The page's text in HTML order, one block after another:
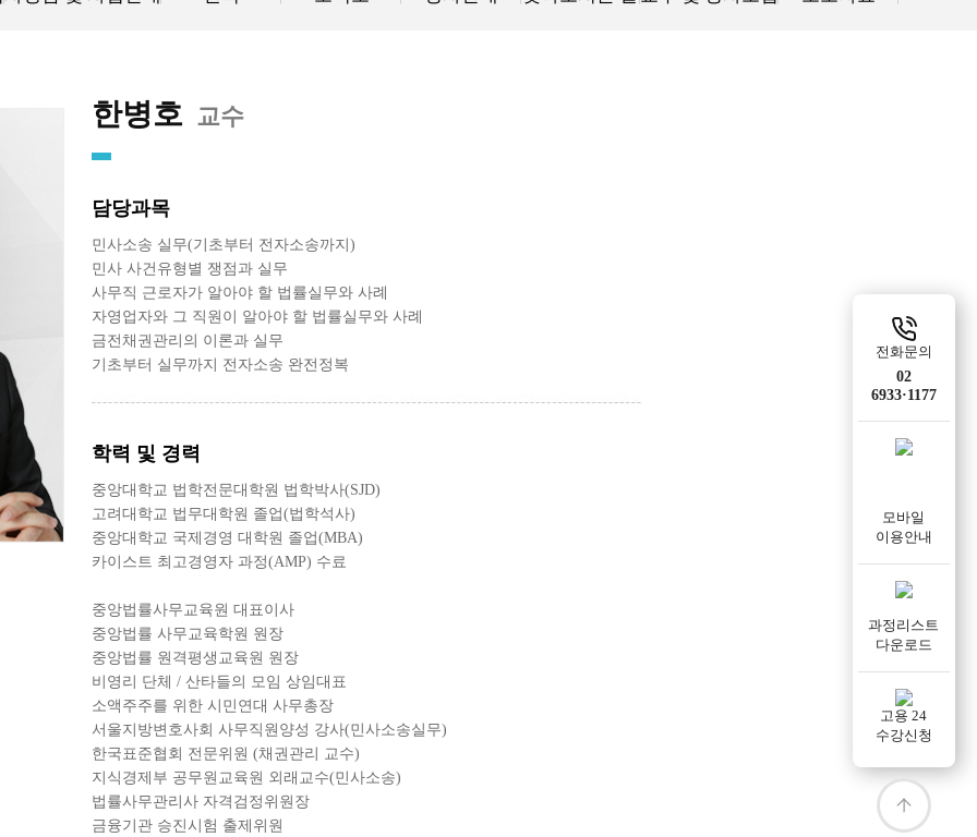
전화문의
02
6933·1177
모바일
이용안내
과정리스트
다운로드
고용 24
수강신청
한병호 교수
담당과목
민사소송 실무(기초부터 전자소송까지)
민사 사건유형별 쟁점과 실무
사무직 근로자가 알아야 할 법률실무와 사례
자영업자와 그 직원이 알아야 할 법률실무와 사례
금전채권관리의 이론과 실무
기초부터 실무까지 전자소송 완전정복
학력 및 경력
중앙대학교 법학전문대학원 법학박사(SJD)
고려대학교 법무대학원 졸업(법학석사)
중앙대학교 국제경영 대학원 졸업(MBA)
카이스트 최고경영자 과정(AMP) 수료
중앙법률사무교육원 대표이사
중앙법률 사무교육학원 원장
중앙법률 원격평생교육원 원장
비영리 단체 / 산타들의 모임 상임대표
소액주주를 위한 시민연대 사무총장
서울지방변호사회 사무직원양성 강사(민사소송실무)
한국표준협회 전문위원 (채권관리 교수)
지식경제부 공무원교육원 외래교수(민사소송)
법률사무관리사 자격검정위원장
금융기관 승진시험 출제위원